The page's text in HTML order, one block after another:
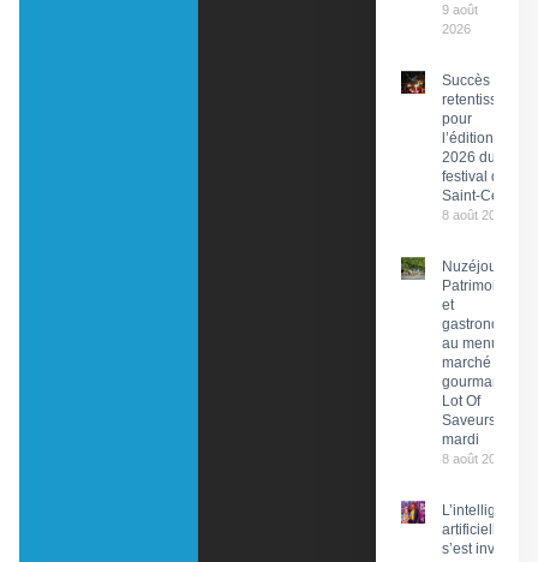
9 août
2026
Succès
retentissant
pour
l’édition
2026 du
festival de
Saint-Céré
8 août 2026
Nuzéjouls :
Patrimoine
et
gastronomie
au menu du
marché
gourmand
Lot Of
Saveurs ce
mardi
8 août 2026
L’intelligence
artificielle
s’est invitée